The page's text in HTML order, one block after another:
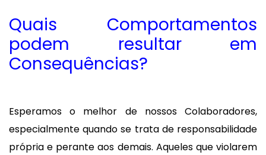
Quais Comportamentos
podem resultar em
Consequências?
Esperamos o melhor de nossos Colaboradores,
especialmente quando se trata de responsabilidade
própria e perante aos demais. Aqueles que violarem